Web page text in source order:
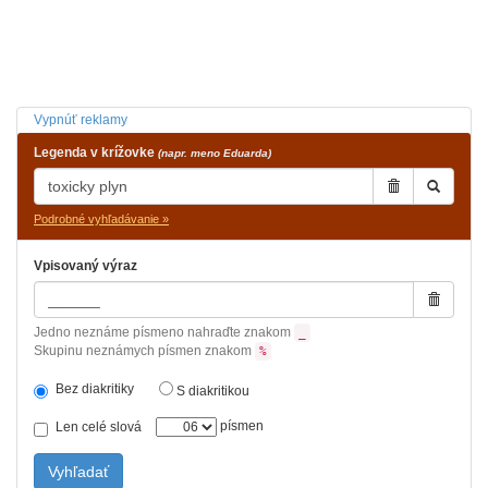
Vypnúť reklamy
Legenda v krížovke (napr. meno Eduarda)
Podrobné vyhľadávanie »
Vpisovaný výraz
Jedno neznáme písmeno nahraďte znakom
Skupinu neznámych písmen znakom %
Bez diakritiky S diakritikou
Len celé slová písmen
Vyhľadať